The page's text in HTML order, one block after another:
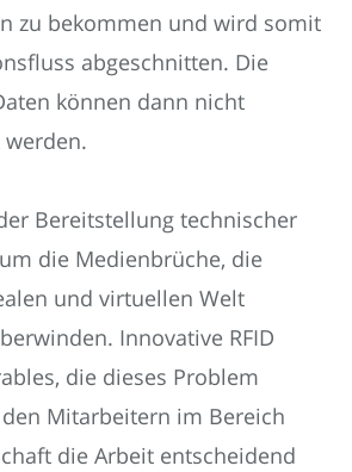
zu bekommen und wird somit
abgeschnitten. Die
können dann nicht
Bereitstellung technischer
die Medienbrüche, die
und virtuellen Welt
Innovative RFID
die dieses Problem
Mitarbeitern im Bereich
die Arbeit entscheidend